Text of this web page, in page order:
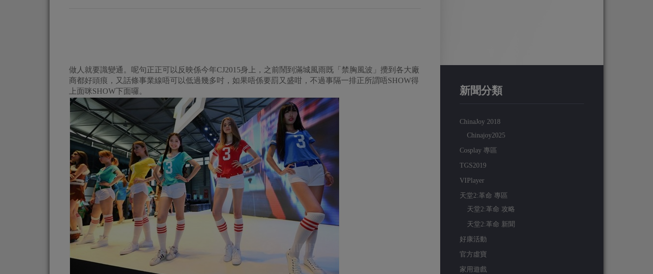
做人就要識變通。呢句正正可以反映係今年CJ2015身上，之前鬧到滿城風雨既「禁胸風波」攪到各大廠
商都好頭痕，又話條事業線唔可以低過幾多吋，如果唔係要罰又盛咁，不過事隔一排正所謂唔SHOW得
上面咪SHOW下面囉。
新聞分類
ChinaJoy 2018
Chinajoy2025
Cosplay 專區
TGS2019
VIPlayer
天堂2:革命 專區
天堂2:革命 攻略
天堂2:革命 新聞
好康活動
官方虛寶
家用遊戲